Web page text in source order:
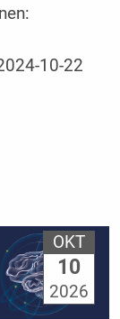
10-22
OKT
10
2026